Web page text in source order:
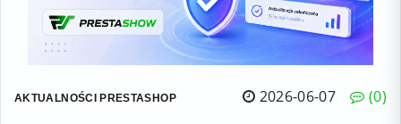
AKTUALNOŚCI PRESTASHOP 2026-06-07 0